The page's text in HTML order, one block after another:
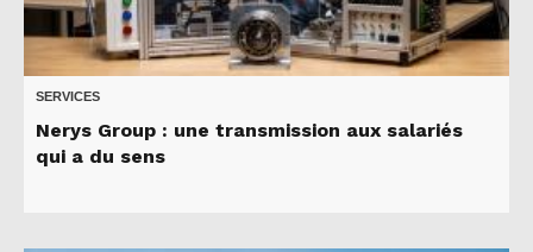
SERVICES
Nerys Group : une transmission aux salariés
qui a du sens